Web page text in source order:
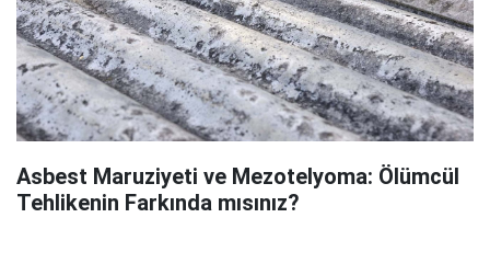
Asbest Maruziyeti ve Mezotelyoma: Ölümcül
Tehlikenin Farkında mısınız?